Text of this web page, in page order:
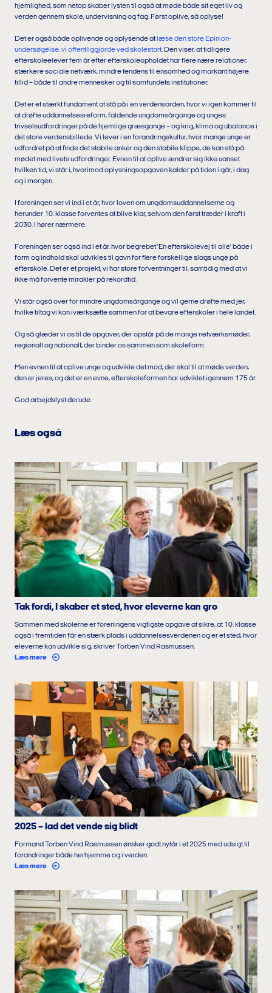
hjemlighed, som netop skaber lysten til også at møde både sit eget liv og
verden gennem skole, undervisning og fag. Først oplive, så oplyse!
Det er også både oplivende og oplysende at læse den store Epinion-
undersøgelse, vi offentliggjorde ved skolestart. Den viser, at tidligere
efterskoleelever fem år efter efterskoleopholdet har flere nære relationer,
stærkere sociale netværk, mindre tendens til ensomhed og markant højere
tillid – både til andre mennesker og til samfundets institutioner.
Det er et stærkt fundament at stå på i en verdensorden, hvor vi igen kommer til
at drøfte uddannelsesreform, faldende ungdomsårgange og unges
trivselsudfordringer på de hjemlige græsgange – og krig, klima og ubalance i
det store verdensbillede. Vi lever i en forandringskultur, hvor mange unge er
udfordret på at finde det stabile anker og den stabile klippe, de kan stå på
mødet med livets udfordringer. Evnen til at oplive ændrer sig ikke uanset
hvilken tid, vi står i, hvorimod oplysningsopgaven kalder på tiden i går, i dag
og i morgen.
I foreningen ser vi ind i et år, hvor loven om ungdomsuddannelserne og
herunder 10. klasse forventes at blive klar, selvom den først træder i kraft i
2030. I hører nærmere.
Foreningen ser også ind i et år, hvor begrebet 'En efterskolevej til alle' både i
form og indhold skal udvikles til gavn for flere forskellige slags unge på
efterskole. Det er et projekt, vi har store forventninger til, samtidig med at vi
ikke må forvente mirakler på rekordtid.
Vi står også over for mindre ungdomsårgange og vil gerne drøfte med jer,
hvilke tiltag vi kan iværksætte sammen for at bevare efterskoler i hele landet.
Og så glæder vi os til de opgaver, der opstår på de mange netværksmøder,
regionalt og nationalt, der binder os sammen som skoleform.
Men evnen til at oplive unge og udvikle det mod, der skal til at møde verden;
den er jeres, og det er en evne, efterskoleformen har udviklet igennem 175 år.
God arbejdslyst derude.
Læs også
Tak fordi, I skaber et sted, hvor eleverne kan gro
Sammen med skolerne er foreningens vigtigste opgave at sikre, at 10. klasse
også i fremtiden får en stærk plads i uddannelsesverdenen og er et sted, hvor
eleverne kan udvikle sig, skriver Torben Vind Rasmussen.
Læs mere
2025 – lad det vende sig blidt
Formand Torben Vind Rasmussen ønsker godt nytår i et 2025 med udsigt til
forandringer både herhjemme og i verden.
Læs mere